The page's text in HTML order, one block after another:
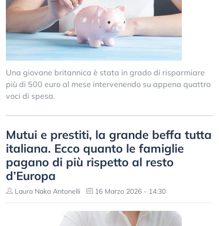
Una giovane britannica è stata in grado di risparmiare
più di 500 euro al mese intervenendo su appena quattro
voci di spesa.
Mutui e prestiti, la grande beffa tutta
italiana. Ecco quanto le famiglie
pagano di più rispetto al resto
d’Europa
Laura Naka Antonelli 16 Marzo 2026 - 14:30